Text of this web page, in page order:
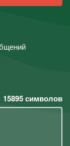
15895символов